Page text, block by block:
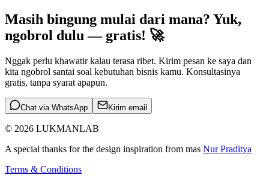
Masih bingung mulai dari mana? Yuk,
ngobrol dulu — gratis! 🚀
Nggak perlu khawatir kalau terasa ribet. Kirim pesan ke saya dan
kita ngobrol santai soal kebutuhan bisnis kamu. Konsultasinya
gratis, tanpa syarat apapun.
Chat via WhatsApp Kirim email
© 2026 LUKMANLAB
A special thanks for the design inspiration from mas Nur Praditya
Terms & Conditions